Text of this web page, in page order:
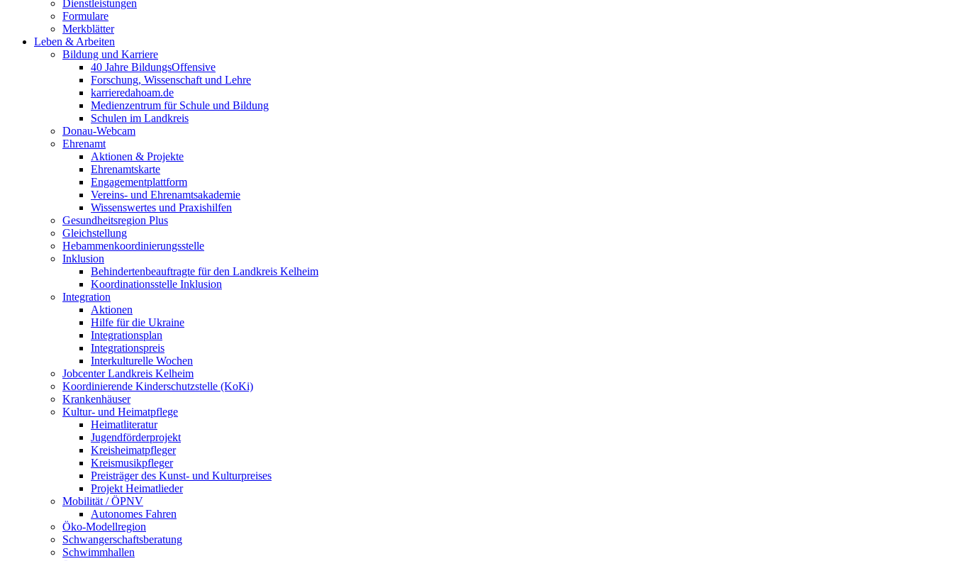
Dienstleistungen
Formulare
Merkblätter
Leben & Arbeiten
Bildung und Karriere
40 Jahre BildungsOffensive
Forschung, Wissenschaft und Lehre
karrieredahoam.de
Medienzentrum für Schule und Bildung
Schulen im Landkreis
Donau-Webcam
Ehrenamt
Aktionen & Projekte
Ehrenamtskarte
Engagementplattform
Vereins- und Ehrenamtsakademie
Wissenswertes und Praxishilfen
Gesundheitsregion Plus
Gleichstellung
Hebammenkoordinierungsstelle
Inklusion
Behindertenbeauftragte für den Landkreis Kelheim
Koordinationsstelle Inklusion
Integration
Aktionen
Hilfe für die Ukraine
Integrationsplan
Integrationspreis
Interkulturelle Wochen
Jobcenter Landkreis Kelheim
Koordinierende Kinderschutzstelle (KoKi)
Krankenhäuser
Kultur- und Heimatpflege
Heimatliteratur
Jugendförderprojekt
Kreisheimatpfleger
Kreismusikpfleger
Preisträger des Kunst- und Kulturpreises
Projekt Heimatlieder
Mobilität / ÖPNV
Autonomes Fahren
Öko-Modellregion
Schwangerschaftsberatung
Schwimmhallen